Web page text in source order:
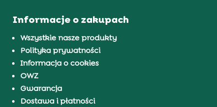
Informacje o zakupach
Wszystkie nasze produkty
Polityka prywatności
Informacja o cookies
OWZ
Gwarancja
Dostawa i płatności